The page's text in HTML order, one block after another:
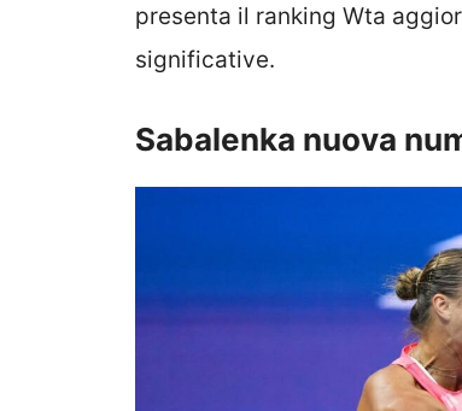
presenta il ranking Wta
significative.
Sabalenka nuova